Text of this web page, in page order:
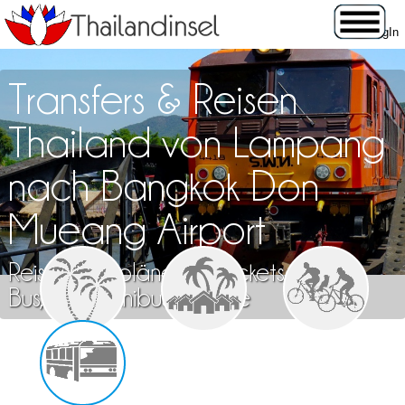
Transfers & Reisen
Thailand von Lampang
nach Bangkok Don
Mueang Airport
Reisen, Fahrpläne und Tickets für Zug,
Bus, Flug, Minibus & Fähre